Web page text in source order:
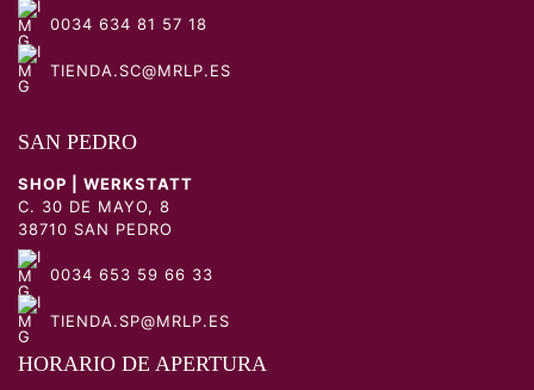
0034 634 81 57 18
TIENDA.SC@MRLP.ES
SAN PEDRO
SHOP | WERKSTATT
C. 30 DE MAYO, 8
38710 SAN PEDRO
0034 653 59 66 33
TIENDA.SP@MRLP.ES
HORARIO DE APERTURA